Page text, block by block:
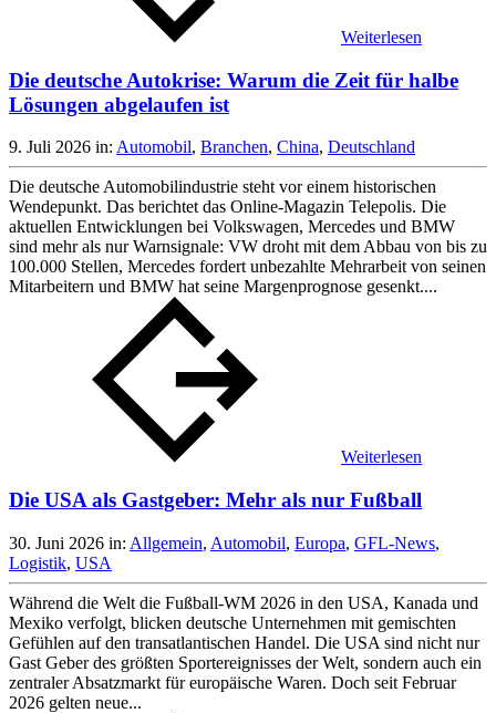
Weiterlesen
Die deutsche Autokrise: Warum die Zeit für halbe
Lösungen abgelaufen ist
9. Juli 2026 in: Automobil, Branchen, China, Deutschland
Die deutsche Automobilindustrie steht vor einem historischen
Wendepunkt. Das berichtet das Online-Magazin Telepolis. Die
aktuellen Entwicklungen bei Volkswagen, Mercedes und BMW
sind mehr als nur Warnsignale: VW droht mit dem Abbau von bis zu
100.000 Stellen, Mercedes fordert unbezahlte Mehrarbeit von seinen
Mitarbeitern und BMW hat seine Margenprognose gesenkt....
Weiterlesen
Die USA als Gastgeber: Mehr als nur Fußball
30. Juni 2026 in: Allgemein, Automobil, Europa, GFL-News,
Logistik, USA
Während die Welt die Fußball-WM 2026 in den USA, Kanada und
Mexiko verfolgt, blicken deutsche Unternehmen mit gemischten
Gefühlen auf den transatlantischen Handel. Die USA sind nicht nur
Gast Geber des größten Sportereignisses der Welt, sondern auch ein
zentraler Absatzmarkt für europäische Waren. Doch seit Februar
2026 gelten neue...